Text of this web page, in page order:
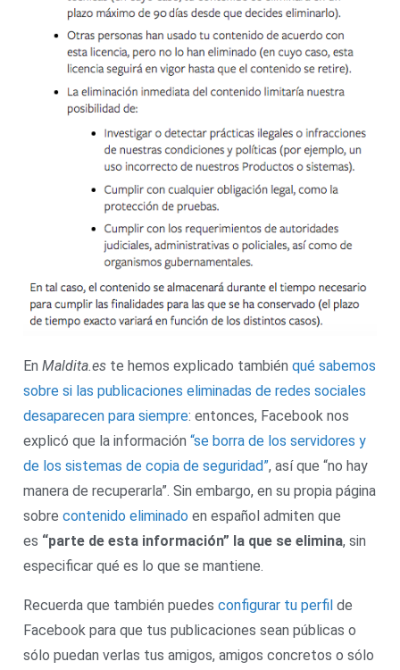
En Maldita.es te hemos explicado también qué sabemos
sobre si las publicaciones eliminadas de redes sociales
desaparecen para siempre: entonces, Facebook nos
explicó que la información “se borra de los servidores y
de los sistemas de copia de seguridad”, así que “no hay
manera de recuperarla”. Sin embargo, en su propia página
sobre contenido eliminado en español admiten que
es “parte de esta información” la que se elimina, sin
especificar qué es lo que se mantiene.
Recuerda que también puedes configurar tu perfil de
Facebook para que tus publicaciones sean públicas o
sólo puedan verlas tus amigos, amigos concretos o sólo